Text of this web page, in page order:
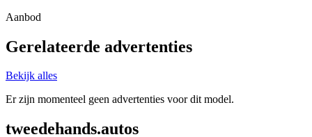
Aanbod
Gerelateerde advertenties
Bekijk alles
Er zijn momenteel geen advertenties voor dit model.
tweedehands.autos